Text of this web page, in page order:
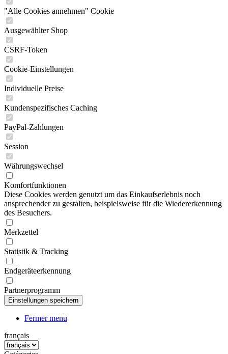
"Alle Cookies annehmen" Cookie
Ausgewählter Shop
CSRF-Token
Cookie-Einstellungen
Individuelle Preise
Kundenspezifisches Caching
PayPal-Zahlungen
Session
Währungswechsel
Komfortfunktionen
Diese Cookies werden genutzt um das Einkaufserlebnis noch
ansprechender zu gestalten, beispielsweise für die Wiedererkennung
des Besuchers.
Merkzettel
Statistik & Tracking
Endgeräteerkennung
Partnerprogramm
Fermer menu
français